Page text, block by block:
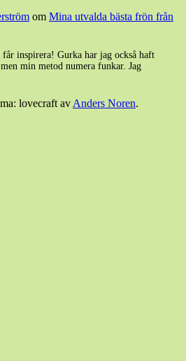
om Mina utvalda bästa frön från
får inspirera! Gurka har jag också haft
min metod numera funkar. Jag
lovecraft av Anders Noren.